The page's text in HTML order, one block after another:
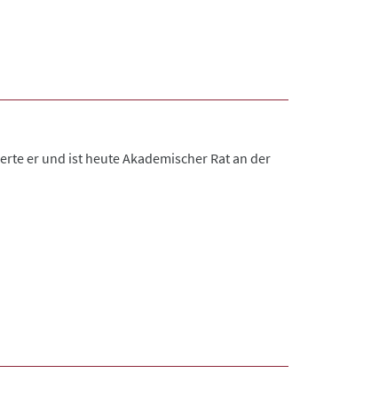
er und ist heute Akademischer Rat an der